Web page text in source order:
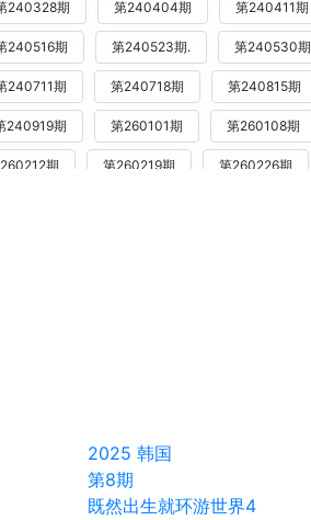
240328期 第240404期 第240411期
240516期 第240523期. 第240530期
240711期 第240718期 第240815期
240919期 第260101期 第260108期
期 第260219期 第260226期
2025 韩国
第8期
既然出生就环游世界4